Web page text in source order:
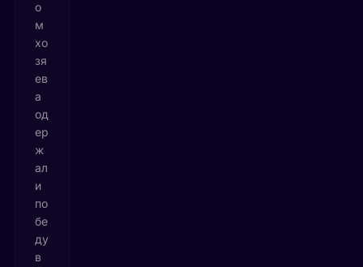
о
м
хо
зя
ев
а
од
ер
ж
ал
и
по
бе
ду
в